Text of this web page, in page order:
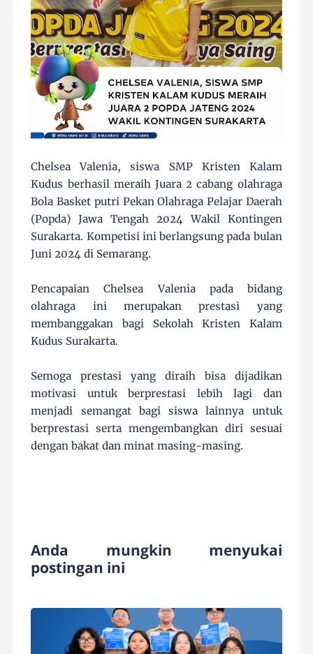
Chelsea Valenia, siswa SMP Kristen Kalam
Kudus berhasil meraih Juara 2 cabang olahraga
Bola Basket putri Pekan Olahraga Pelajar Daerah
(Popda) Jawa Tengah 2024 Wakil Kontingen
Surakarta. Kompetisi ini berlangsung pada bulan
Juni 2024 di Semarang.
Pencapaian Chelsea Valenia pada bidang
olahraga ini merupakan prestasi yang
membanggakan bagi Sekolah Kristen Kalam
Kudus Surakarta.
Semoga prestasi yang diraih bisa dijadikan
motivasi untuk berprestasi lebih lagi dan
menjadi semangat bagi siswa lainnya untuk
berprestasi serta mengembangkan diri sesuai
dengan bakat dan minat masing-masing.
Anda mungkin menyukai
postingan ini